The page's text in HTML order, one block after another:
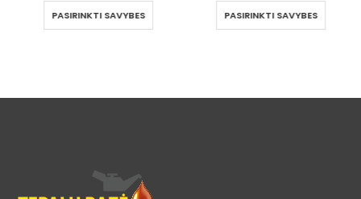
PASIRINKTI SAVYBES PASIRINKTI SAVYBES